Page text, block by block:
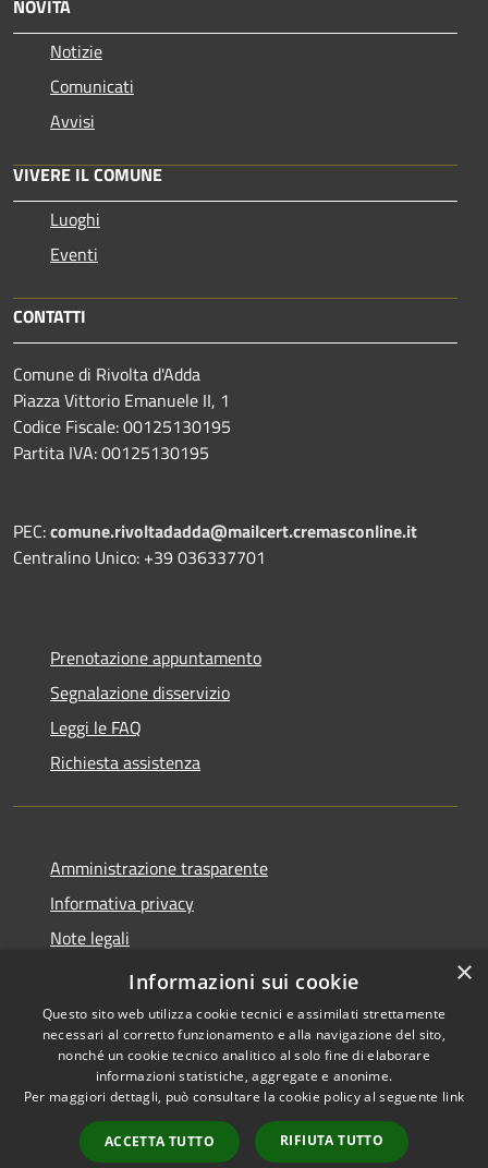
NOVITÀ
Notizie
Comunicati
Avvisi
VIVERE IL COMUNE
Luoghi
Eventi
CONTATTI
Comune di Rivolta d'Adda
Piazza Vittorio Emanuele II, 1
Codice Fiscale: 00125130195
Partita IVA: 00125130195
PEC:comune.rivoltadadda@mailcert.cremasconline.it
Centralino Unico: +39 036337701
Prenotazione appuntamento
Segnalazione disservizio
Leggi le FAQ
Richiesta assistenza
Amministrazione trasparente
Informativa privacy
Note legali
Dichiarazione di accessibilità
Accessibilità
Powered byMunicipium
Accesso redazione
×
Informazioni sui cookie
Questo sito web utilizza cookie tecnici e assimilati strettamente
necessari al corretto funzionamento e alla navigazione del sito,
nonché un cookie tecnico analitico al solo fine di elaborare
informazioni statistiche, aggregate e anonime.
Per maggiori dettagli, può consultare la cookie policy al seguente link
ACCETTA TUTTO RIFIUTA TUTTO